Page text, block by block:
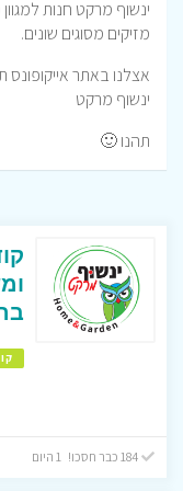
ינשוף מרקט חנות
מזיקים מסוגים שונים.
אצלנו באתר
ינשוף מרקט
תהנו 🙂
184 כבר חסכו! 1 היום